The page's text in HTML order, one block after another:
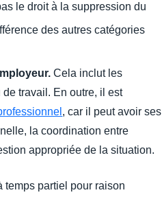
le droit à la suppression du
des autres catégories
Cela inclut les
travail. En outre, il est
, car il peut avoir ses
la coordination entre
appropriée de la situation.
temps partiel pour raison